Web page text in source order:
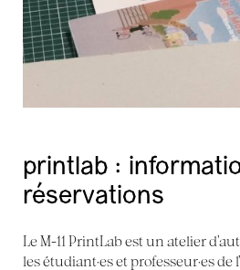
printlab :
réservations
Le M-11 PrintLab est un atelier
les étudiant·es et professeur·es de